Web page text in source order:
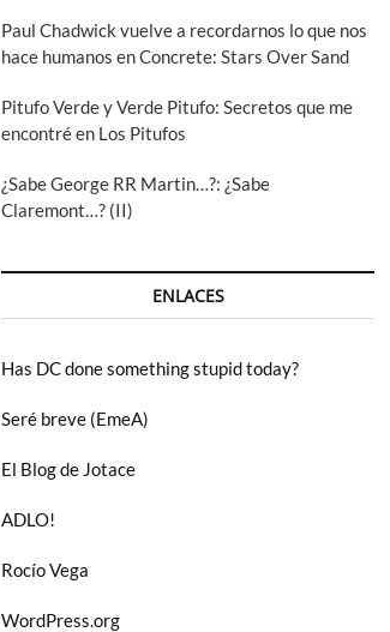
Paul Chadwick vuelve a recordarnos lo que nos
hace humanos en Concrete: Stars Over Sand
Pitufo Verde y Verde Pitufo: Secretos que me
encontré en Los Pitufos
¿Sabe George RR Martin…?: ¿Sabe
Claremont…? (II)
ENLACES
Has DC done something stupid today?
Seré breve (EmeA)
El Blog de Jotace
ADLO!
Rocío Vega
WordPress.org